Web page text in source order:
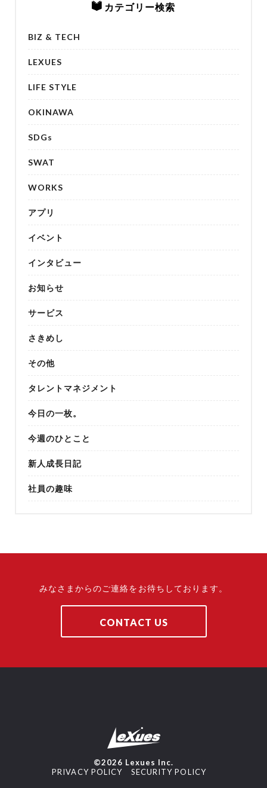
カテゴリー検索
BIZ & TECH
LEXUES
LIFE STYLE
OKINAWA
SDGs
SWAT
WORKS
アプリ
イベント
インタビュー
お知らせ
サービス
さきめし
その他
タレントマネジメント
今日の一枚。
今週のひとこと
新人成長日記
社員の趣味
みなさまからのご連絡をお待ちしております。
CONTACT US
©2026 Lexues Inc.
PRIVACY POLICY
SECURITY POLICY